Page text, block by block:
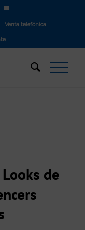
Venta telefónica
de